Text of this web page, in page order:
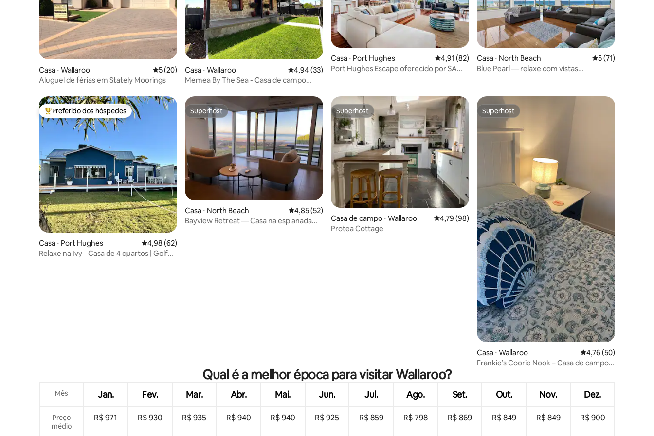
Casa ⋅ Wallaroo 5 de uma avaliação média de 5, 20 avaliações
5 (20)
Aluguel de férias em Stately Moorings
Casa ⋅ Wallaroo 4,94 de uma avaliação média de 5, 33 avaliações
4,94 (33)
Memea By The Sea - Casa de campo
Casa ⋅ Port Hughes 4,91 de uma avaliação média de 5, 82 avaliações
4,91 (82)
Port Hughes Escape oferecido por SA
Casa ⋅ North Beach 5 de uma
5 (71)
Blue Pearl — relaxe com vistas
Entre os melhores preferidos dos hóspedes
Preferido dos hóspedes
Casa ⋅ Port Hughes 4,98 de uma avaliação média de 5, 62 avaliações
4,98 (62)
Relaxe na Ivy - Casa de 4 quartos | Golfe
Superhost
Superhost
Casa ⋅ North Beach 4,85 de uma avaliação média de 5, 52 avaliações
4,85 (52)
Bayview Retreat — Casa na esplanada
Superhost
Superhost
Casa de campo ⋅ Wallaroo 4,79 de uma avaliação média de 5, 98 avaliações
4,79 (98)
Protea Cottage
Superhost
Superhost
Casa ⋅ Wallaroo 4,76 de uma
4,76 (50)
Frankie’s Coorie Nook – Casa de campo
Qual é a melhor época para visitar Wallaroo?
Mês Jan. Fev. Mar. Abr. Mai. Jun. Jul. Ago. Set. Out. Nov. Dez.
Preço
médio
R$ 971 R$ 930 R$ 935 R$ 940 R$ 940 R$ 925 R$ 859 R$ 798 R$ 869 R$ 849 R$ 849 R$ 900